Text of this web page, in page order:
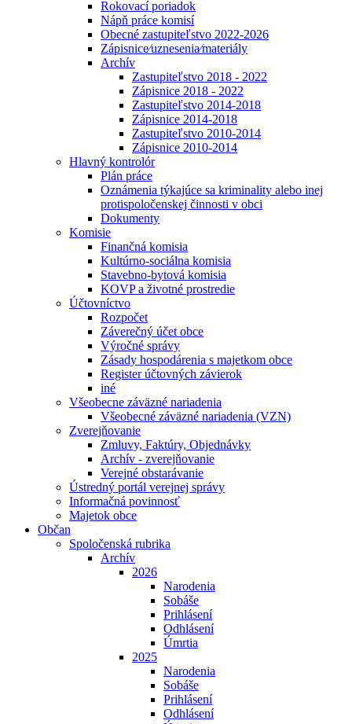
Rokovací poriadok
Nápň práce komisí
Obecné zastupiteľstvo 2022-2026
Zápisnice⁄uznesenia⁄materiály
Archív
Zastupiteľstvo 2018 - 2022
Zápisnice 2018 - 2022
Zastupiteľstvo 2014-2018
Zápisnice 2014-2018
Zastupiteľstvo 2010-2014
Zápisnice 2010-2014
Hlavný kontrolór
Plán práce
Oznámenia týkajúce sa kriminality alebo inej
protispoločenskej činnosti v obci
Dokumenty
Komisie
Finančná komisia
Kultúrno-sociálna komisia
Stavebno-bytová komisia
KOVP a životné prostredie
Účtovníctvo
Rozpočet
Záverečný účet obce
Výročné správy
Zásady hospodárenia s majetkom obce
Register účtovných závierok
iné
Všeobecne záväzné nariadenia
Všeobecné záväzné nariadenia (VZN)
Zverejňovanie
Zmluvy, Faktúry, Objednávky
Archív - zverejňovanie
Verejné obstarávanie
Ústredný portál verejnej správy
Informačná povinnosť
Majetok obce
Občan
Spoločenská rubrika
Archív
2026
Narodenia
Sobáše
Prihlásení
Odhlásení
Úmrtia
2025
Narodenia
Sobáše
Prihlásení
Odhlásení